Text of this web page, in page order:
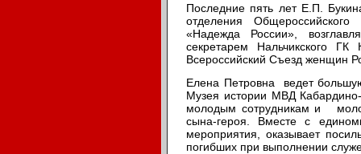
Последние пять лет Е.П.
отделения
«Надежда России»,
секретарем Нальчикского
Всероссийский Съезд женщин
Елена Петровна ведет
Музея истории МВД Кабардино-
молодым сотрудникам и
сына-героя. Вместе с
мероприятия, оказывает
погибших при выполнении